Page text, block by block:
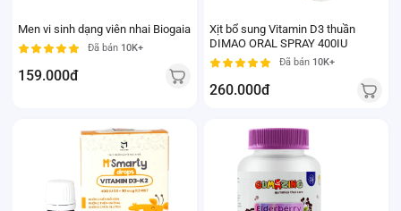
Men vi sinh dạng viên nhai Biogaia
Đã bán 10K+
159.000đ
Xịt bổ sung Vitamin D3 thuần
DIMAO ORAL SPRAY 400IU
Đã bán 10K+
260.000đ